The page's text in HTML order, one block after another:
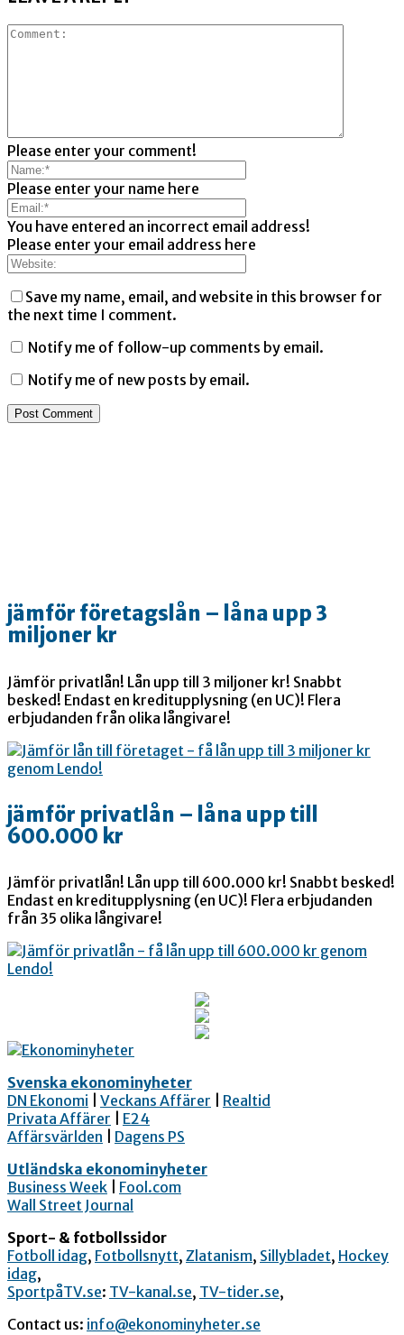
Please enter your comment!
Please enter your name here
You have entered an incorrect email address!
Please enter your email address here
Save my name, email, and website in this browser for
the next time I comment.
Notify me of follow-up comments by email.
Notify me of new posts by email.
jämför företagslån – låna upp 3
miljoner kr
Jämför privatlån! Lån upp till 3 miljoner kr! Snabbt
besked! Endast en kreditupplysning (en UC)! Flera
erbjudanden från olika långivare!
jämför privatlån – låna upp till
600.000 kr
Jämför privatlån! Lån upp till 600.000 kr! Snabbt besked!
Endast en kreditupplysning (en UC)! Flera erbjudanden
från 35 olika långivare!
Svenska ekonominyheter
DN Ekonomi
Veckans Affärer
Realtid
Privata Affärer
E24
Affärsvärlden
Dagens PS
Utländska ekonominyheter
Business Week
Fool.com
Wall Street Journal
Sport- & fotbollssidor
Fotboll idag, Fotbollsnytt, Zlatanism, Sillybladet, Hockey
idag,
SportpåTV.se: TV-kanal.se, TV-tider.se,
Contact us: info@ekonominyheter.se